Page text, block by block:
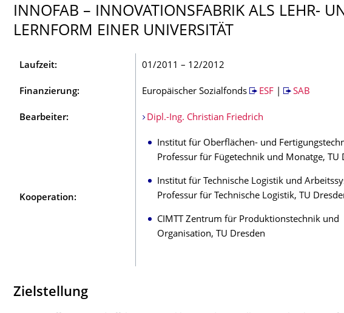
INNOFAB – INNOVATIONSFAB­RIK ALS LEHR-
LERNFORM EINER UNIVERSITÄT
Laufzeit: 01/2011 – 12/2012
Finanzierung: Europäischer Sozialfonds ESF| SAB
Bearbeiter: Dipl.-Ing. Christian Friedrich
Kooperation:
Institut für Oberflächen- und
Professur für Fügetechnik und Monatge, TU
Institut für Technische Logistik und
Professur für Technische Logistik, TU
CIMTT Zentrum für Produktionstechnik und
Organisation, TU Dresden
Zielstellung